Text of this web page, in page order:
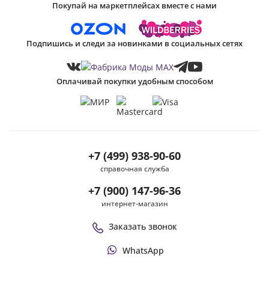
+7 (499) 938-90-60
справочная служба
+7 (900) 147-96-36
интернет-магазин
Заказать звонок
WhatsApp
Покупай на маркетплейсах вместе с нами
Подпишись и следи за новинками в социальных сетях
Оплачивай покупки удобным способом